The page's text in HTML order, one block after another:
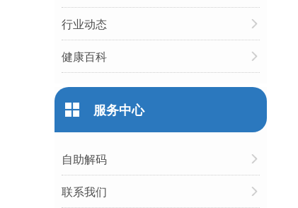
行业动态
健康百科
服务中心
自助解码
联系我们